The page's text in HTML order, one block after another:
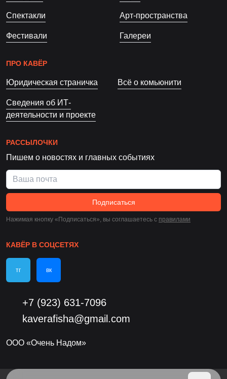
Спектакли
Фестивали
Арт-пространства
Галереи
ПРО КАВЁР
Юридическая страничка Всё о комьюнити
Сведения об ИТ-
деятельности и проекте
РАССЫЛОЧКИ
Пишем о новостях и главных событиях
Подписаться
Нажимая кнопку «Подписаться», вы соглашаетесь c правилами
КАВЁР В СОЦСЕТЯХ
тг вк
+7 (923) 631-7096
kaverafisha@gmail.com
ООО «Очень Надом»